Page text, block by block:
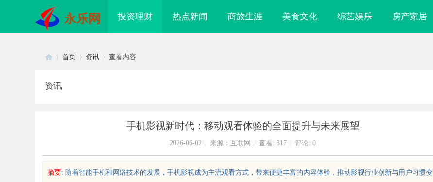
永乐网 投资理财 热点新闻 商旅生涯 美食文化 综艺娱乐 房产家居
首页 资讯 查看内容
资讯
手机影视新时代：移动观看体验的全面提升与未来展望
2026-06-02 来源：互联网 查看: 317 评论: 0
摘要: 随着智能手机和网络技术的发展，手机影视成为主流观看方式，带来便捷丰富的内容体验，推动影视行业创新与用户习惯变